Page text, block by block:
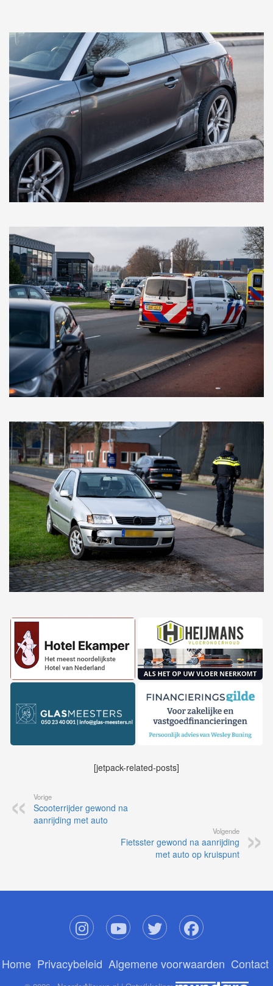
[jetpack-related-posts]
Vorige
Scooterrijder gewond na
aanrijding met auto
Volgende
Fietsster gewond na aanrijding
met auto op kruispunt
Home Privacybeleid Algemene voorwaarden Contact